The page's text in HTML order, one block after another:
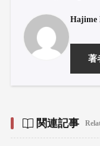
Hajime
著
関連記事